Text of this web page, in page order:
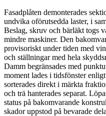
Fasadplåten demonterades
undvika oförutsedda laster, i
Beslag, skruv och bärläkt togs
mindre maskiner. Den
provisoriskt under tiden med
och ställningar med hela
Damm begränsades med
moment lades i tidsfönster
sorterades direkt i märkta
och trä hanterades separat.
status på bakomvarande
skador uppstod på bevarade